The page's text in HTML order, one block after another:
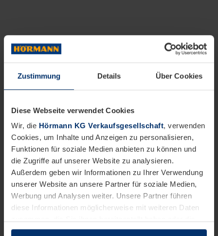
Zustimmung Details Über Cookies
Diese Webseite verwendet Cookies
Wir, die Hörmann KG Verkaufsgesellschaft, verwenden
Cookies, um Inhalte und Anzeigen zu personalisieren,
Funktionen für soziale Medien anbieten zu können und
die Zugriffe auf unserer Website zu analysieren.
Außerdem geben wir Informationen zu Ihrer Verwendung
unserer Website an unsere Partner für soziale Medien,
Werbung und Analysen weiter. Unsere Partner führen
diese Informationen möglicherweise mit weiteren Daten
sie im Rahmen Ihrer Nutzung der Dienste gesammelt